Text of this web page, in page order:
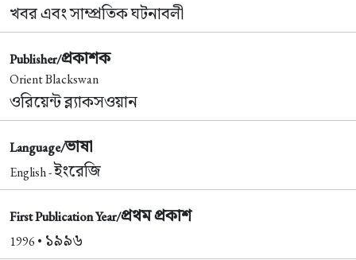
খবর এবং সাম্প্রতিক ঘটনাবলী
Publisher/প্রকাশক
Orient Blackswan
ওরিয়েন্ট ব্ল্যাকসওয়ান
Language/ভাষা
English -ইংরেজি
First Publication Year/প্রথম প্রকাশ
1996 • ১৯৯৬